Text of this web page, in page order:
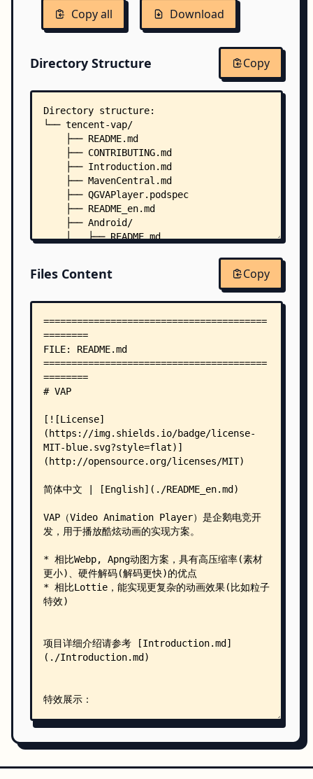
Copy all Download
Directory Structure Copy
Directory structure:
└── tencent-vap/
    ├── README.md
    ├── CONTRIBUTING.md
    ├── Introduction.md
    ├── MavenCentral.md
    ├── QGVAPlayer.podspec
    ├── README_en.md
    ├── Android/
    │   ├── README.md
    │       ├── gradlew.bat
    │       │   ├── proguard-rules.pro
    │       │   └── src/
    │       │       ├── main/
    │       │       │   ├── AndroidManifest.xml
    │       │       │   ├── java/
    │       │       │   │   └── com/
    │       │       │   │       └── tencent/
│       │       │   │               └──
│       │       │   │                   ├──
│       │       │   │                   ├──
│       │       │   │                   ├──
│       │       │   │                   ├──
│       │       │   │                   ├──
│       │       │   │                   ├──
│       │       │   │                   ├──
│       │       │   │                   ├──
│       │       │   │                   ├──
│       │       │   │                   ├──
│       │       │   │                   ├──
│       │       │   │                   │
│       │       │   │                   │
│       │       │   │                   ├──
│       │       │   │                   │
│       │       │   │                   │
Files Content Copy